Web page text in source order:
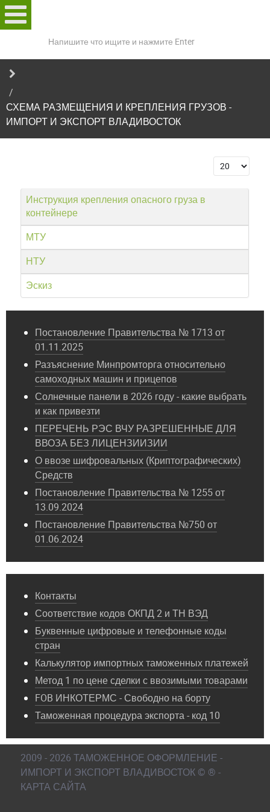
сайту
СХЕМА РАЗМЕЩЕНИЯ И КРЕПЛЕНИЯ ГРУЗОВ -
ИМПОРТ И ЭКСПОРТ ВЛАДИВОСТОК
Кол-во
Инструкция крепления опасного груза в
контейнере
МТУ
НТУ
Эскиз
Постановление Правительства № 1713 от
01.11.2025
Разъяснение Минпромторга относительно
самоходных машин и прицепов
Солнечные панели в 2026 году - какие выбрать
и как привезти
ПЕРЕЧЕНЬ РЭС ВЧУ РАЗРЕШЕННЫЕ ДЛЯ
ВВОЗА БЕЗ ЛИЦЕНЗИИЗИИ
О ввозе шифровальных (Криптографических)
Средств
Постановление Правительства № 1255 от
13.09.2024
Постановление Правительства №750 от
01.06.2024
Контакты
Соответствие кодов ОКПД 2 и ТН ВЭД
Буквенные цифровые и телефонные коды
стран
Калькулятор импортных таможенных платежей
Метод 1 по цене сделки с ввозимыми товарами
FOB ИНКОТЕРМС - Свободно на борту
Таможенная процедура экспорта - код 10
2009 - 2026 ТАМОЖЕННОЕ ОФОРМЛЕНИЕ -
ИМПОРТ И ЭКСПОРТ ВЛАДИВОСТОК © ® -
КАРТА САЙТА